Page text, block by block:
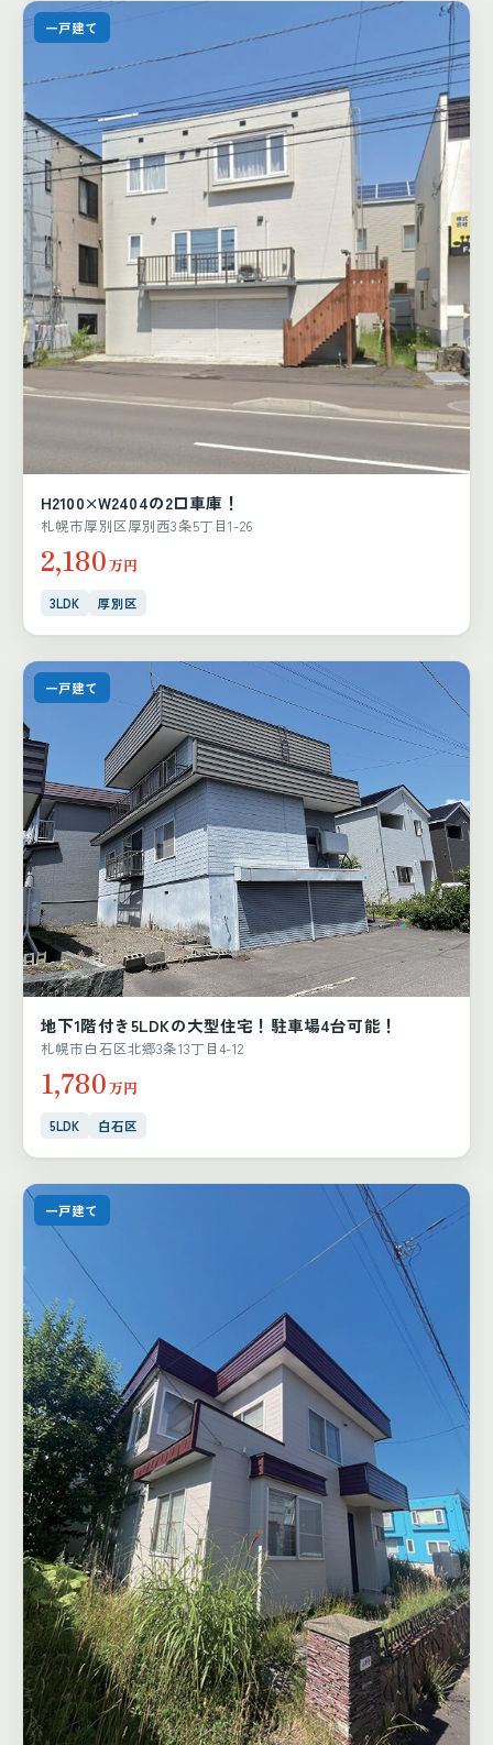
一戸建て
H2100×W2404の2口車庫！
札幌市厚別区厚別西3条5丁目1-26
2,180万円
3LDK 厚別区
一戸建て
地下1階付き5LDKの大型住宅！駐車場4台可能！
札幌市白石区北郷3条13丁目4-12
1,780万円
5LDK 白石区
一戸建て